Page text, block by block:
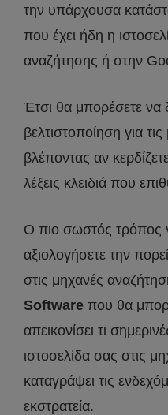
την υπάρχουσα
που έχει ήδη η
αναζήτησης ή στην
Έτσι θα μπορέσετε να
βελτιστοποίηση για
βλέποντας αν
λέξεις κλειδιά που
Ο πιο σωστός τρόπος
αξιολογήσετε την
στις μηχανές
Software που θα
απεικονίσει τι
ιστοσελίδα σας στις
καταγράψει τις
εκστρατεία.